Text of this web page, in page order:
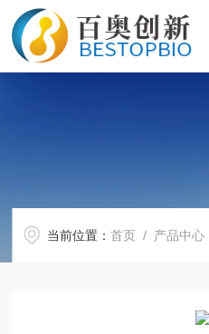
当前位置：首页 / 产品中心